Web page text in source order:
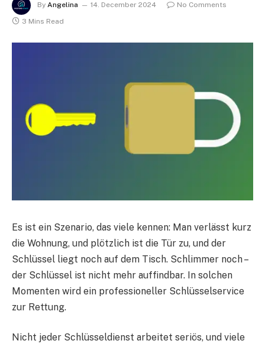
By Angelina 14. December 2024
No Comments
3 Mins Read
Es ist ein Szenario, das viele kennen: Man verlässt kurz
die Wohnung, und plötzlich ist die Tür zu, und der
Schlüssel liegt noch auf dem Tisch. Schlimmer noch –
der Schlüssel ist nicht mehr auffindbar. In solchen
Momenten wird ein professioneller Schlüsselservice
zur Rettung.
Nicht jeder Schlüsseldienst arbeitet seriös, und viele